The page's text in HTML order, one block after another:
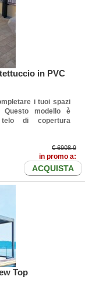
in PVC
i tuoi spazi
Questo modello è
di copertura
€ 6908.9
in promo a:
ACQUISTA
Top